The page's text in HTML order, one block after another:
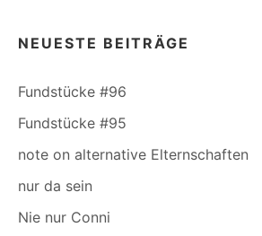
NEUESTE BEITRÄGE
Fundstücke #96
Fundstücke #95
note on alternative Elternschaften
nur da sein
Nie nur Conni